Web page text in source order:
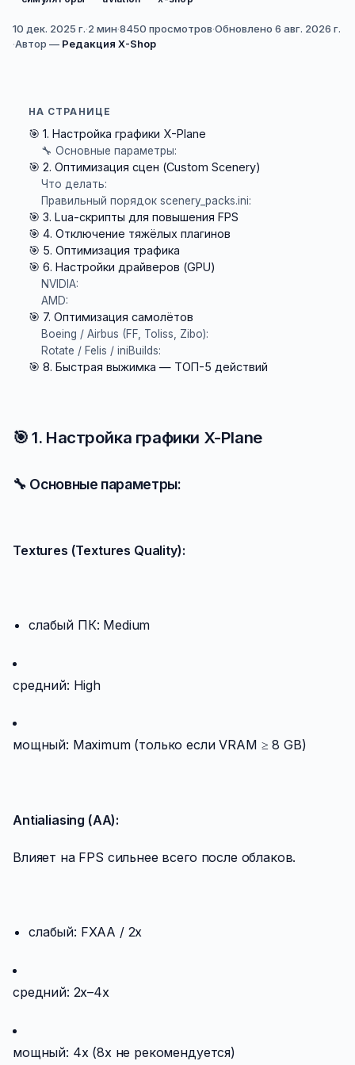
10 дек. 2025 г.·2 мин·8450 просмотров·Обновлено 6 авг. 2026 г.
·Автор — Редакция X-Shop
НА СТРАНИЦЕ
🎯 1. Настройка графики X-Plane
🔧 Основные параметры:
🎯 2. Оптимизация сцен (Custom Scenery)
Что делать:
Правильный порядок scenery_packs.ini:
🎯 3. Lua-скрипты для повышения FPS
🎯 4. Отключение тяжёлых плагинов
🎯 5. Оптимизация трафика
🎯 6. Настройки драйверов (GPU)
NVIDIA:
AMD:
🎯 7. Оптимизация самолётов
Boeing / Airbus (FF, Toliss, Zibo):
Rotate / Felis / iniBuilds:
🎯 8. Быстрая выжимка — ТОП-5 действий
🎯 1. Настройка графики X-Plane
🔧 Основные параметры:
Textures (Textures Quality):
слабый ПК: Medium
средний: High
мощный: Maximum (только если VRAM ≥ 8 GB)
Antialiasing (AA):
Влияет на FPS сильнее всего после облаков.
слабый: FXAA / 2x
средний: 2x–4x
мощный: 4x (8x не рекомендуется)